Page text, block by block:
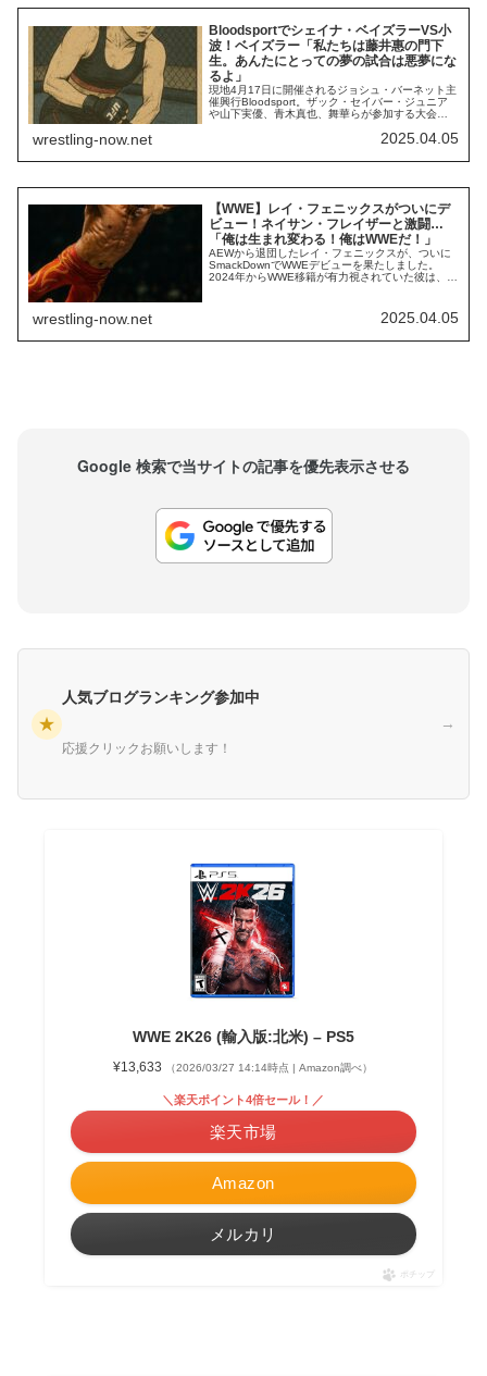
Bloodsportでシェイナ・ベイズラーVS小
波！ベイズラー「私たちは藤井惠の門下
生。あんたにとっての夢の試合は悪夢にな
るよ」
現地4月17日に開催されるジョシュ・バーネット主
催興行Bloodsport。ザック・セイバー・ジュニア
や山下実優、青木真也、舞華らが参加する大会
WWEシェイナ・ベイズラーとSTARDOM小波のカ
りそうです。小波は、以前からベイズラーとの対
wrestling-now.net 2025.04.05
【WWE】レイ・フェニックスがついにデ
ビュー！ネイサン・フレイザーと激闘…
「俺は生まれ変わる！俺はWWEだ！」
AEWから退団したレイ・フェニックスが、ついに
SmackDownでWWEデビューを果たしました。
2024年からWWE移籍が有力視されていた彼は、本
方針転換により2025年3月に退団が実現。すぐに
WWEデビューへの準備が始まり、SmackDown最
wrestling-now.net 2025.04.05
Google 検索で当サイトの記事を優先表示させる
★
人気ブログランキング参加中
応援クリックお願いします！
→
WWE 2K26 (輸入版:北米) – PS5
¥13,633 （2026/03/27 14:14時点 | Amazon調べ）
Amazon
＼楽天ポイント4倍セール！／
楽天市場
メルカリ
ポチップ